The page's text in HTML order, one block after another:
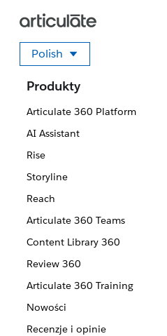
Polish
Wybierz swój język
Produkty
Articulate 360 Platform
AI Assistant
Rise
Storyline
Reach
Articulate 360 Teams
Content Library 360
Review 360
Articulate 360 Training
Nowości
Recenzje i opinie